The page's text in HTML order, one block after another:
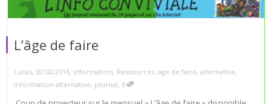
L’âge de faire
Lucas 02/02/2016 information, Ressources, age de faire, alternative,
information alternative, journal 0